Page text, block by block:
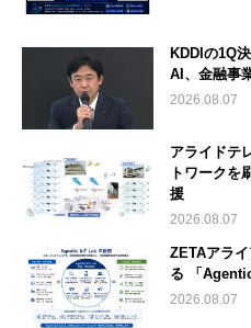
KDDIの1Q
AI、金融事
2026.08.07
アライドテ
トワークを
援
2026.08.07
ZETAアラ
る 「
2026.08.07